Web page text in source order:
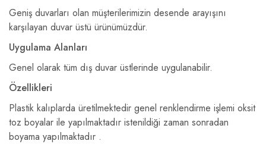
Geniş duvarları olan müşterilerimizin desende arayışını
karşılayan duvar üstü ürünümüzdür.
Uygulama Alanları
Genel olarak tüm dış duvar üstlerinde uygulanabilir.
Özellikleri
Plastik kalıplarda üretilmektedir genel renklendirme işlemi oksit
toz boyalar ile yapılmaktadır istenildiği zaman sonradan
boyama yapılmaktadır .